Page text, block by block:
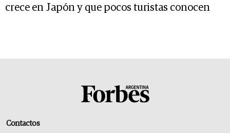
crece en Japón y que pocos turistas conocen
Contactos